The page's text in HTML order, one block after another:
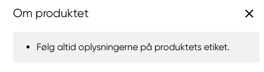
Om produktet
Følg altid oplysningerne på produktets etiket.